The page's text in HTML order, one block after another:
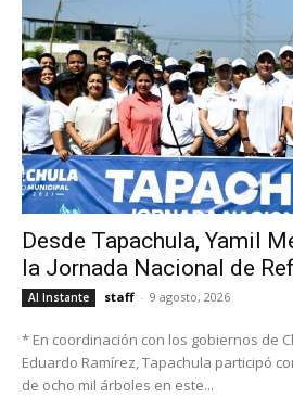
Desde Tapachula, Yamil
la Jornada Nacional de
Al Instante staff - 9 agosto, 2026
* En coordinación con los gobiernos de
Eduardo Ramírez, Tapachula participó
de ocho mil árboles en este...